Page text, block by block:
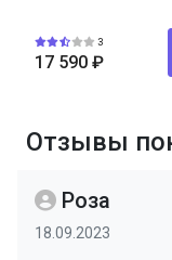
3
17 590 ₽
Отзывы
Роза
18.09.2023